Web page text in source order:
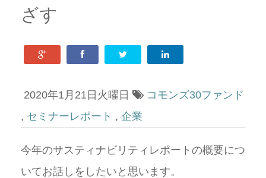
ざす
2020年1月21日火曜日
コモンズ30ファンド
, セミナーレポート , 企業
今年のサスティナビリティレポートの概要につ
いてお話しをしたいと思います。